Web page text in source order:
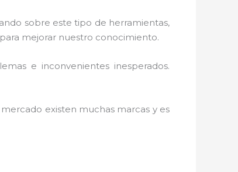
sobre este tipo de herramientas,
mejorar nuestro conocimiento.
e inconvenientes inesperados.
existen muchas marcas y es